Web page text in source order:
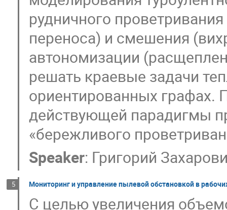
рудничного
переноса) и смешения
автономизации
решать краевые задачи
ориентированных графах.
действующей парадигмы
«бережливого
Speaker: Григорий
5 Мониторинг и управление пылевой обстановкой в
С целью увеличения